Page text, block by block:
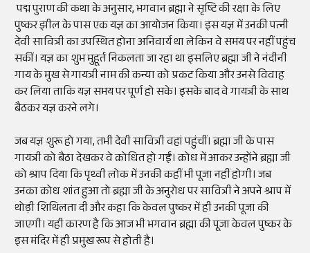
पद्म पुराण की कथा के अनुसार, भगवान ब्रह्मा ने सृष्टि की रक्षा के लिए
पुष्कर झील के पास एक यज्ञ का आयोजन किया। इस यज्ञ में उनकी पत्नी
देवी सावित्री का उपस्थित होना अनिवार्य था लेकिन वे समय पर नहीं पहुंच
सकीं। यज्ञ का शुभ मुहूर्त निकलता जा रहा था इसलिए ब्रह्मा जी ने नंदीनी
गाय के मुख से गायत्री नाम की कन्या को प्रकट किया और उनसे विवाह
कर लिया ताकि यज्ञ समय पर पूर्ण हो सके। इसके बाद वे गायत्री के साथ
बैठकर यज्ञ करने लगे।
जब यज्ञ शुरू हो गया, तभी देवी सावित्री वहां पहुंचीं। ब्रह्मा जी के पास
गायत्री को बैठा देखकर वे क्रोधित हो गईं। क्रोध में आकर उन्होंने ब्रह्मा जी
को श्राप दिया कि पृथ्वी लोक में उनकी कहीं भी पूजा नहीं होगी। जब
उनका क्रोध शांत हुआ तो ब्रह्मा जी के अनुरोध पर सावित्री ने अपने श्राप में
थोड़ी शिथिलता दी और कहा कि केवल पुष्कर में ही उनकी पूजा की
जाएगी। यही कारण है कि आज भी भगवान ब्रह्मा की पूजा केवल पुष्कर के
इस मंदिर में ही प्रमुख रूप से होती है।